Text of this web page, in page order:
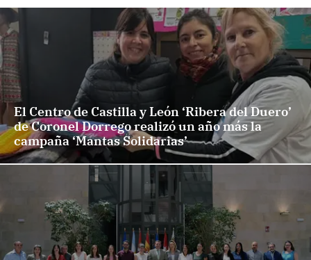
El Centro de Castilla y León ‘Ribera del Duero’
de Coronel Dorrego realizó un año más la
campaña ‘Mantas Solidarias’